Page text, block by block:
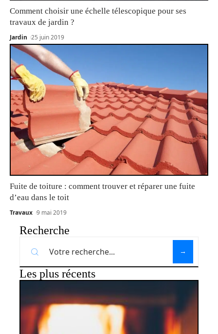
Comment choisir une échelle télescopique pour ses
travaux de jardin ?
Jardin 25 juin 2019
Fuite de toiture : comment trouver et réparer une fuite
d’eau dans le toit
Travaux 9 mai 2019
Recherche
Les plus récents